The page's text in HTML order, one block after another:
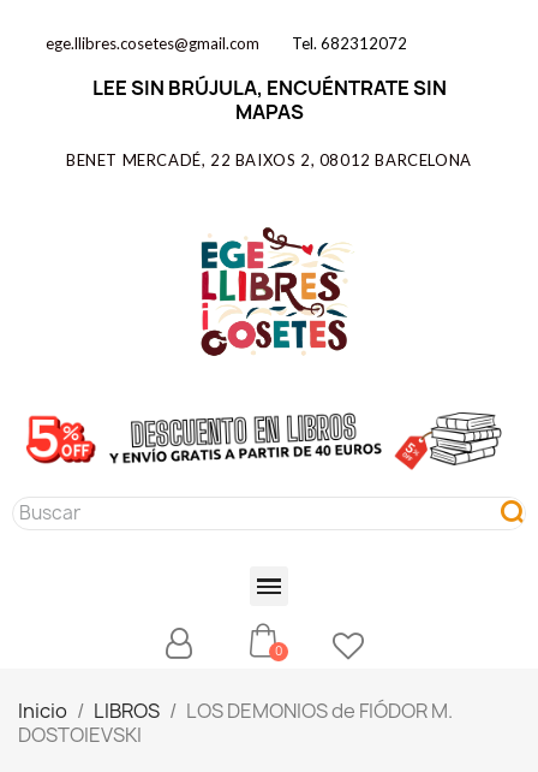
ege.llibres.cosetes@gmail.com Tel. 682312072
LEE SIN BRÚJULA, ENCUÉNTRATE SIN
MAPAS
BENET MERCADÉ, 22 BAIXOS 2, 08012 BARCELONA
Inicio LIBROS
LOS DEMONIOS de FIÓDOR M.
DOSTOIEVSKI